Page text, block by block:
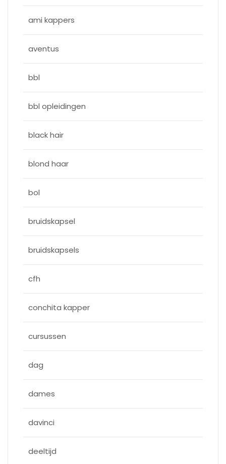
ami kappers
aventus
bbl
bbl opleidingen
black hair
blond haar
bol
bruidskapsel
bruidskapsels
cfh
conchita kapper
cursussen
dag
dames
davinci
deeltijd